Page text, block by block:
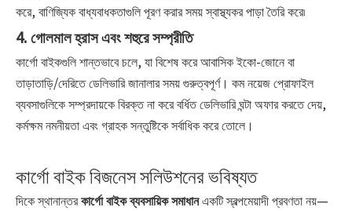
করে, বাণিজ্যিক বাধ্যবাধকতাগুলি পূরণ করার সময় স্বাস্থ্যকর পাড়া তৈরি করে৷
4. গোলমাল হ্রাস এবং শহুরে সম্প্রীতি
কার্গো বাইকগুলি শান্তভাবে চলে, যা বিশেষ করে আবাসিক ইকো-জোনে বা
তাড়াতাড়ি/দেরিতে ডেলিভারি জানালার সময় গুরুত্বপূর্ণ। কম নয়েজ প্রোফাইল
ব্যবসাগুলিকে সম্প্রদায়কে বিরক্ত না করে বর্ধিত ডেলিভারি ঘন্টা অফার করতে দেয়,
কর্মক্ষম নমনীয়তা এবং গ্রাহক সন্তুষ্টিকে সর্বাধিক করে তোলে।
কার্গো বাইক বিজনেস সলিউশনের ভবিষ্যত
দিকে স্থানান্তরকার্গো বাইক ব্যবসায়িক সমাধানএকটি স্বল্পমেয়াদী প্রবণতা নয়—